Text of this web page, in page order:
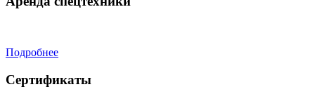
Подробнее
Сертификаты